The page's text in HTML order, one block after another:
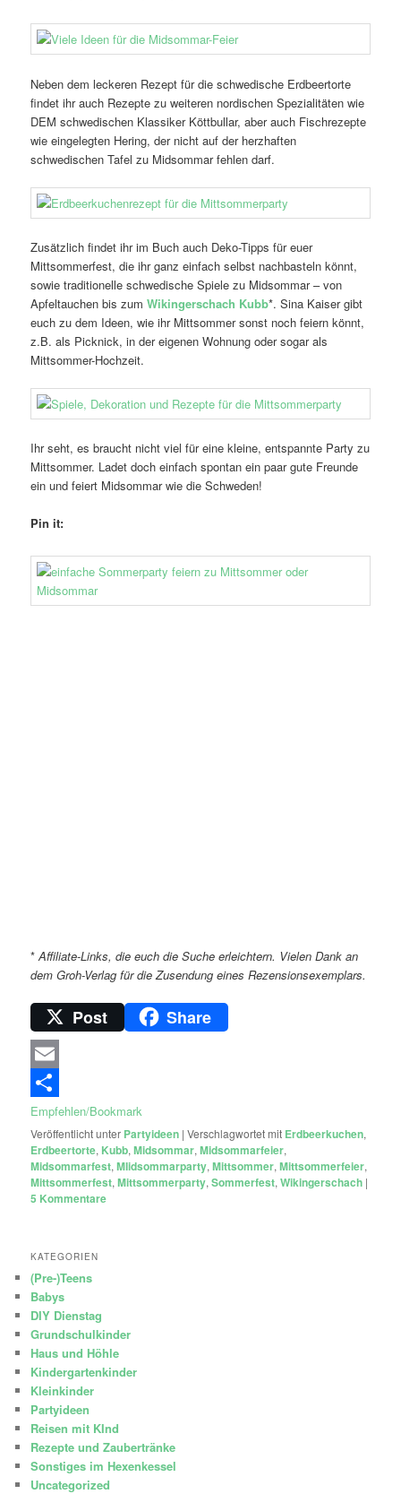
Neben dem leckeren Rezept für die schwedische Erdbeertorte
findet ihr auch Rezepte zu weiteren nordischen Spezialitäten wie
DEM schwedischen Klassiker Köttbullar, aber auch Fischrezepte
wie eingelegten Hering, der nicht auf der herzhaften
schwedischen Tafel zu Midsommar fehlen darf.
Zusätzlich findet ihr im Buch auch Deko-Tipps für euer
Mittsommerfest, die ihr ganz einfach selbst nachbasteln könnt,
sowie traditionelle schwedische Spiele zu Midsommar – von
Apfeltauchen bis zum Wikingerschach Kubb*. Sina Kaiser gibt
euch zu dem Ideen, wie ihr Mittsommer sonst noch feiern könnt,
z.B. als Picknick, in der eigenen Wohnung oder sogar als
Mittsommer-Hochzeit.
Ihr seht, es braucht nicht viel für eine kleine, entspannte Party zu
Mittsommer. Ladet doch einfach spontan ein paar gute Freunde
ein und feiert Midsommar wie die Schweden!
Pin it:
*Affiliate-Links, die euch die Suche erleichtern. Vielen Dank an
dem Groh-Verlag für die Zusendung eines Rezensionsexemplars.
Post Share
Email
Empfehlen/Bookmark
Veröffentlicht unter Partyideen |Verschlagwortet mit Erdbeerkuchen,
Erdbeertorte, Kubb,Midsommar,Midsommarfeier,
Midsommarfest,MIidsommarparty,Mittsommer,Mittsommerfeier,
Mittsommerfest,Mittsommerparty,Sommerfest,Wikingerschach |
5 Kommentare
KATEGORIEN
(Pre-)Teens
Babys
DIY Dienstag
Grundschulkinder
Haus und Höhle
Kindergartenkinder
Kleinkinder
Partyideen
Reisen mit KInd
Rezepte und Zaubertränke
Sonstiges im Hexenkessel
Uncategorized